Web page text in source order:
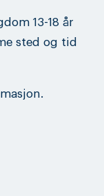
13-18 år
sted og tid